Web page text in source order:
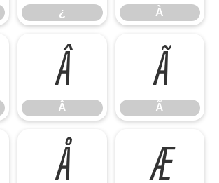
¿ À
Â
Â
Ã
Ã
Å Æ